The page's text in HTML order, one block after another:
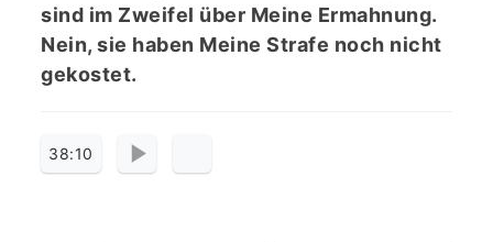
sind im Zweifel über Meine Ermahnung.
Nein, sie haben Meine Strafe noch nicht
gekostet.
38:10